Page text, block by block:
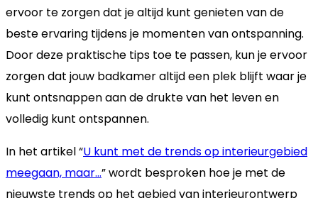
ervoor te zorgen dat je altijd kunt genieten van de
beste ervaring tijdens je momenten van ontspanning.
Door deze praktische tips toe te passen, kun je ervoor
zorgen dat jouw badkamer altijd een plek blijft waar je
kunt ontsnappen aan de drukte van het leven en
volledig kunt ontspannen.
In het artikel “U kunt met de trends op interieurgebied
meegaan, maar…” wordt besproken hoe je met de
nieuwste trends op het gebied van interieurontwerp